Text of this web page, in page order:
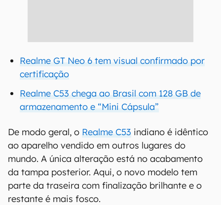
Realme GT Neo 6 tem visual confirmado por
certificação
Realme C53 chega ao Brasil com 128 GB de
armazenamento e “Mini Cápsula”
De modo geral, o Realme C53 indiano é idêntico
ao aparelho vendido em outros lugares do
mundo. A única alteração está no acabamento
da tampa posterior. Aqui, o novo modelo tem
parte da traseira com finalização brilhante e o
restante é mais fosco.